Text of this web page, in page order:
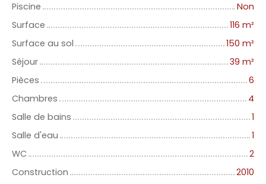
Piscine
Non
Surface
116 m²
Surface au sol
150 m²
Séjour
39 m²
Pièces
6
Chambres
4
Salle de bains
1
Salle d'eau
1
WC
2
Construction
2010